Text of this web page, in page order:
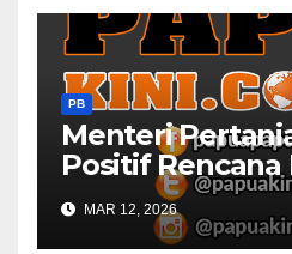
PB
Menteri
Positif
Sawah dan
Barat
MAR 12, 2026